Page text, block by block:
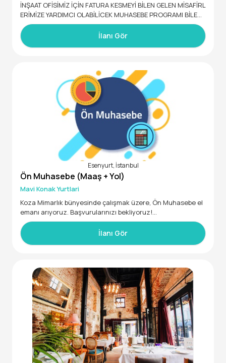
İNŞAAT OFİSİMİZ İÇİN FATURA KESMEYİ BİLEN GELEN MİSAFİRL
ERİMİZE YARDIMCI OLABİLİCEK MUHASEBE PROGRAMI BİLEN
09.00 17.00 ARASI ÇALIŞACAK BAYAN ARKADAŞ ARIYORUZ ÇO
ĞU ZAMAN OFİS BOŞ OLUR RAHAT EDER
İlanı Gör
Esenyurt, İstanbul
Ön Muhasebe (Maaş + Yol)
Mavi Konak Yurtlari
Koza Mimarlık bünyesinde çalışmak üzere, Ön Muhasebe el
emanı arıyoruz. Başvurularınızı bekliyoruz!
• En az 2 yıl deneyimli
• 24 - 38 yaş aralığında
Excell’e hakim
İlanı Gör